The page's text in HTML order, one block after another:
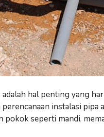
hal penting yang
instalasi pipa
seperti mandi,